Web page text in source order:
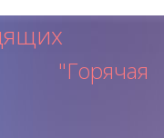
"Горячая